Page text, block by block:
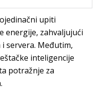
upiti
energije, zahvaljujući
servera. Međutim,
inteligencije
potražnje za